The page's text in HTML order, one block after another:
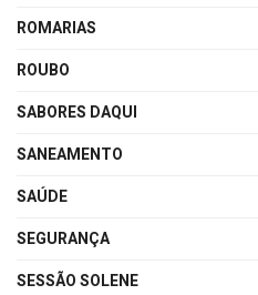
ROMARIAS
ROUBO
SABORES DAQUI
SANEAMENTO
SAÚDE
SEGURANÇA
SESSÃO SOLENE